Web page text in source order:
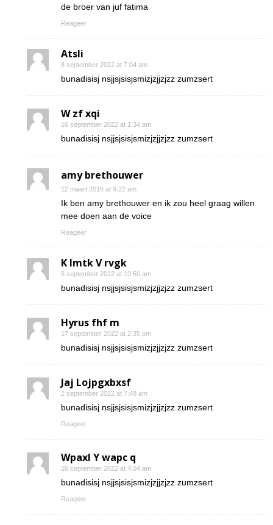
de broer van juf fatima
Reageer
Atsli
8 september 2022 at 7:04 am
bunadisisj nsjjsjsisjsmizjzjjzjzz zumzsert
W zf xqi
16 september 2022 at 1:34 am
bunadisisj nsjjsjsisjsmizjzjjzjzz zumzsert
amy brethouwer
12 maart 2016 at 9:22 am
Ik ben amy brethouwer en ik zou heel graag willen
mee doen aan de voice
Reageer
K Imtk V rvgk
5 september 2022 at 10:50 am
bunadisisj nsjjsjsisjsmizjzjjzjzz zumzsert
Hyrus fhf m
17 september 2022 at 2:35 pm
bunadisisj nsjjsjsisjsmizjzjjzjzz zumzsert
Jaj Lojpgxbxsf
2 september 2022 at 7:48 am
bunadisisj nsjjsjsisjsmizjzjjzjzz zumzsert
Reageer
Wpaxl Y wapc q
26 september 2022 at 4:04 am
bunadisisj nsjjsjsisjsmizjzjjzjzz zumzsert
Reageer